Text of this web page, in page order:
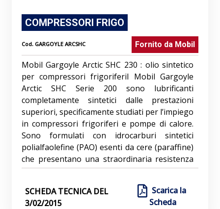
COMPRESSORI FRIGO
Cod. GARGOYLE ARCSHC Fornito da Mobil
Mobil Gargoyle Arctic SHC 230 : olio sintetico
per compressori frigoriferiI Mobil Gargoyle
Arctic SHC Serie 200 sono lubrificanti
completamente sintetici dalle prestazioni
superiori, specificamente studiati per l’impiego
in compressori frigoriferi e pompe di calore.
Sono formulati con idrocarburi sintetici
polialfaolefine (PAO) esenti da cere (paraffine)
che presentano una straordinaria resistenza
alla degradazione termico-ossidativa. Grazie
agli elevati indici di viscosità naturale e
stabilità al taglio nonché alla fluidità alle basse
temperature, consentono alte prestazioni in
SCHEDA TECNICA DEL
3/02/2015
Scarica la
Scheda